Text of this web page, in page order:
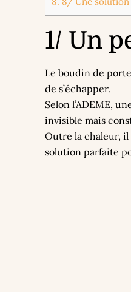
1/ Un
Le boudin de
de s’échapper.
Selon l’ADEME,
invisible mais
Outre la chaleur,
solution parfaite